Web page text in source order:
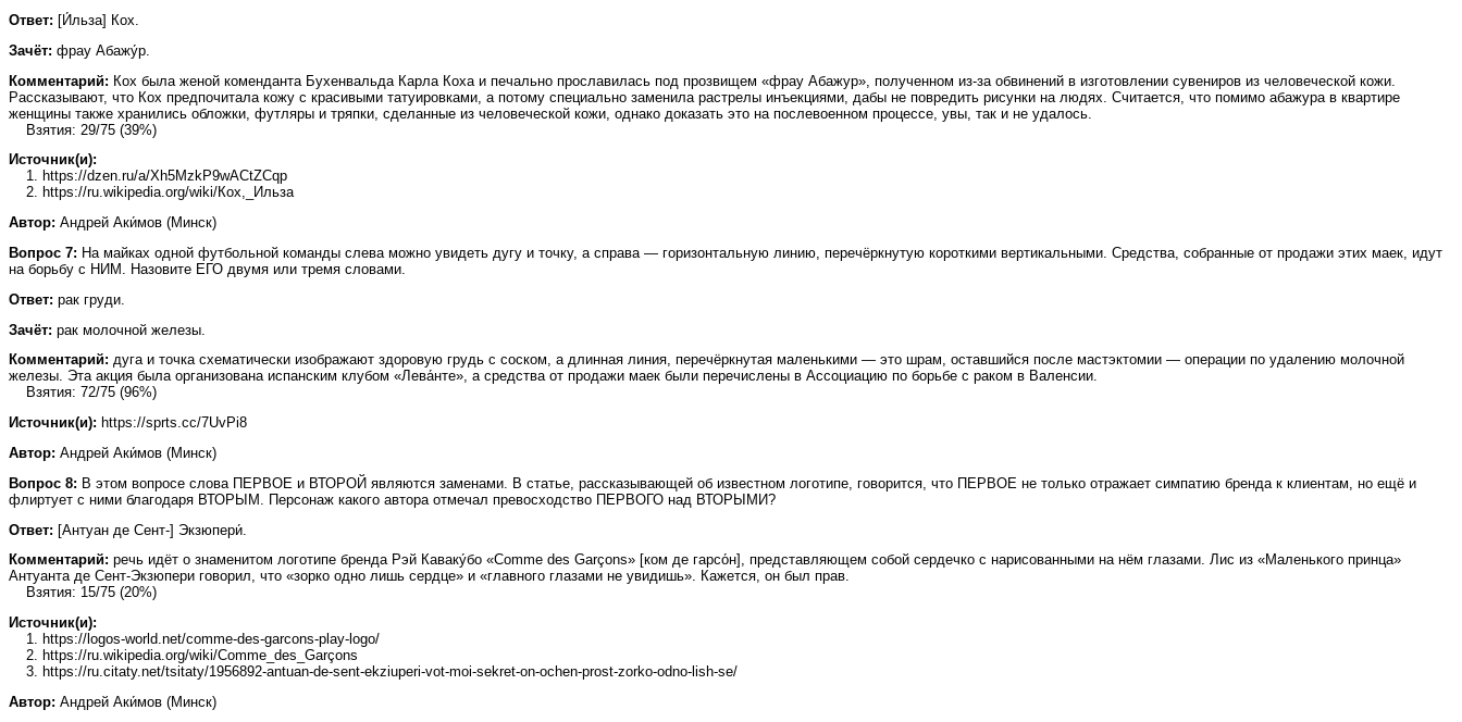
Ответ: [И́льза] Кох.
Зачёт: фрау Абажу́р.
Комментарий: Кох была женой коменданта Бухенвальда Карла Коха и печально прославилась под прозвищем «фрау Абажур», полученном из‑за обвинений в изготовлении сувениров из человеческой кожи.
Рассказывают, что Кох предпочитала кожу с красивыми татуировками, а потому специально заменила растрелы инъекциями, дабы не повредить рисунки на людях. Считается, что помимо абажура в квартире
женщины также хранились обложки, футляры и тряпки, сделанные из человеческой кожи, однако доказать это на послевоенном процессе, увы, так и не удалось.
Взятия: 29/75 (39%)
Источник(и):
1. https://dzen.ru/a/Xh5MzkP9wACtZCqp
2. https://ru.wikipedia.org/wiki/Кох,_Ильза
Автор: Андрей Аки́мов (Минск)
Вопрос 7: На майках одной футбольной команды слева можно увидеть дугу и точку, а справа — горизонтальную линию, перечёркнутую короткими вертикальными. Средства, собранные от продажи этих маек, идут
на борьбу с НИМ. Назовите ЕГО двумя или тремя словами.
Ответ: рак груди.
Зачёт: рак молочной железы.
Комментарий: дуга и точка схематически изображают здоровую грудь с соском, а длинная линия, перечёркнутая маленькими — это шрам, оставшийся после мастэктомии — операции по удалению молочной
железы. Эта акция была организована испанским клубом «Лева́нте», а средства от продажи маек были перечислены в Ассоциацию по борьбе с раком в Валенсии.
Взятия: 72/75 (96%)
Источник(и): https://sprts.cc/7UvPi8
Автор: Андрей Аки́мов (Минск)
Вопрос 8: В этом вопросе слова ПЕРВОЕ и ВТОРОЙ являются заменами. В статье, рассказывающей об известном логотипе, говорится, что ПЕРВОЕ не только отражает симпатию бренда к клиентам, но ещё и
флиртует с ними благодаря ВТОРЫМ. Персонаж какого автора отмечал превосходство ПЕРВОГО над ВТОРЫМИ?
Ответ: [Антуан де Сент-] Экзюпери́.
Комментарий: речь идёт о знаменитом логотипе бренда Рэй Каваку́бо «Comme des Garçons» [ком де гарсо́н], представляющем собой сердечко с нарисованными на нём глазами. Лис из «Маленького принца»
Антуанта де Сент-Экзюпери говорил, что «зорко одно лишь сердце» и «главного глазами не увидишь». Кажется, он был прав.
Взятия: 15/75 (20%)
Источник(и):
1. https://logos-world.net/comme-des-garcons-play-logo/
2. https://ru.wikipedia.org/wiki/Comme_des_Garçons
3. https://ru.citaty.net/tsitaty/1956892-antuan-de-sent-ekziuperi-vot-moi-sekret-on-ochen-prost-zorko-odno-lish-se/
Автор: Андрей Аки́мов (Минск)